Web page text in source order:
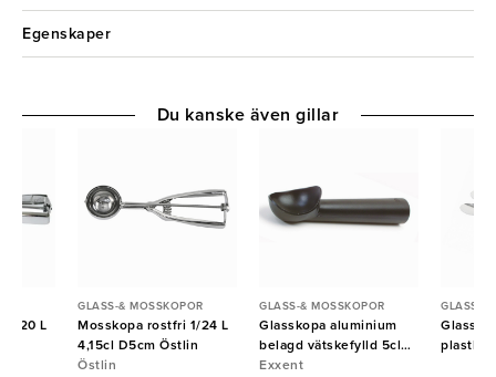
Egenskaper
1/20 L
GLASS-& MOSSKOPOR
Mosskopa rostfri 1/24 L
4,15cl D5cm Östlin
Östlin
GLASS-& MOSSKOPOR
Glasskopa aluminium
belagd vätskefylld 5cl
1/20L
Exxent
GLASS-&
Du kanske även gillar